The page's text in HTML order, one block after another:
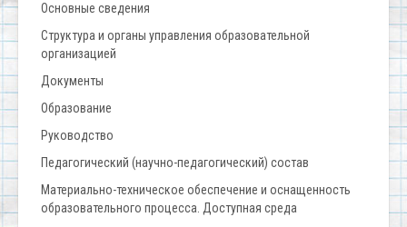
Основные сведения
Структура и органы управления образовательной
организацией
Документы
Образование
Руководство
Педагогический (научно-педагогический) состав
Материально-техническое обеспечение и оснащенность
образовательного процесса. Доступная среда